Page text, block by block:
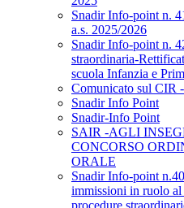
Snadir Info-point n.
a.s. 2025/2026
Snadir Info-point n.
straordinaria-
scuola Infanzia e
Comunicato sul CIR
Snadir Info Point
Snadir-Info Point
SAIR -AGLI
CONCORSO
ORALE
Snadir Info-point
immissioni in ruolo al